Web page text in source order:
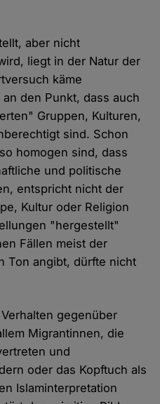
aber nicht
liegt in der Natur der
käme
den Punkt, dass auch
Gruppen, Kulturen,
sind. Schon
homogen sind, dass
und politische
entspricht nicht der
Kultur oder Religion
"hergestellt"
Fällen meist der
Ton angibt, dürfte nicht
gegenüber
Migrantinnen, die
und
oder das Kopftuch als
Islaminterpretation